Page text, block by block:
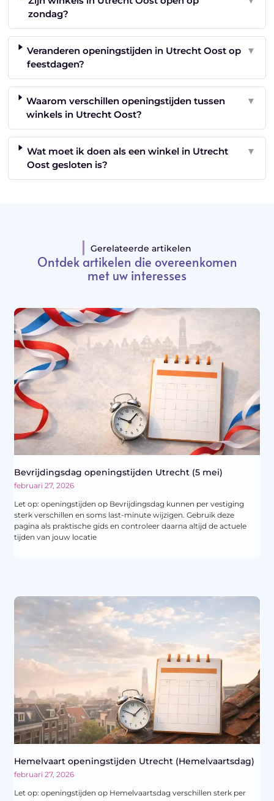
zondag?
Veranderen openingstijden in Utrecht Oost op
feestdagen?
▼
Waarom verschillen openingstijden tussen
winkels in Utrecht Oost?
▼
Wat moet ik doen als een winkel in Utrecht
Oost gesloten is?
▼
Gerelateerde artikelen
Ontdek artikelen die overeenkomen
met uw interesses
Bevrijdingsdag openingstijden Utrecht (5 mei)
februari 27, 2026
Let op: openingstijden op Bevrijdingsdag kunnen per vestiging
sterk verschillen en soms last-minute wijzigen. Gebruik deze
pagina als praktische gids en controleer daarna altijd de actuele
tijden van jouw locatie
Hemelvaart openingstijden Utrecht (Hemelvaartsdag)
februari 27, 2026
Let op: openingstijden op Hemelvaartsdag verschillen sterk per